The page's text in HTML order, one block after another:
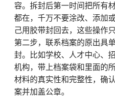
容。拆封后第一时间把所有
都在，千万不要涂改、添加
己用胶带封回去，这些操作
第二步，联系档案的原出具
封。比如学校、人才中心、
机构，带上档案袋和里面的
材料的真实性和完整性，确
案并加盖公章。